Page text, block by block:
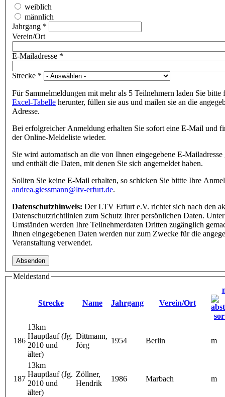
weiblich
männlich
Jahrgang *
Verein/Ort
E-Mailadresse *
Strecke *
Für Sammelmeldungen mit mehr als 5 Teilnehmern laden Sie bitte
Excel-Tabelle herunter, füllen sie aus und mailen sie an die
Adresse.
Bei erfolgreicher Anmeldung erhalten Sie sofort eine E-Mail und
der Online-Meldeliste wieder.
Sie wird automatisch an die von Ihnen eingegebene E-Mailadresse
und enthält die Daten, mit denen Sie sich angemeldet haben.
Sollten Sie keine E-Mail erhalten, so schicken Sie bittte Ihre
andrea.giessmann@ltv-erfurt.de.
Datenschutzhinweis: Der LTV Erfurt e.V. richtet sich nach den
Datenschutzrichtlinien zum Schutz Ihrer persönlichen Daten.
Umständen werden Ihre Teilnehmerdaten Dritten zugänglich
Ihnen eingegebenen Daten werden nur zum Zwecke für die
Veranstaltung verwendet.
Meldestand
Strecke Name Jahrgang Verein/Ort
186
13km
Hauptlauf (Jg.
2010 und
älter)
Dittmann,
Jörg
1954 Berlin m
187
13km
Hauptlauf (Jg.
2010 und
älter)
Zöllner,
Hendrik
1986 Marbach m